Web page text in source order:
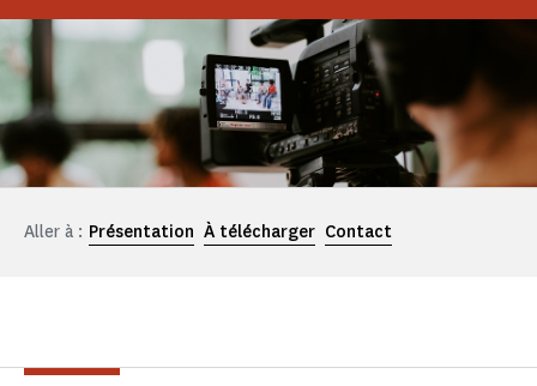
Aller à : Présentation À télécharger Contact